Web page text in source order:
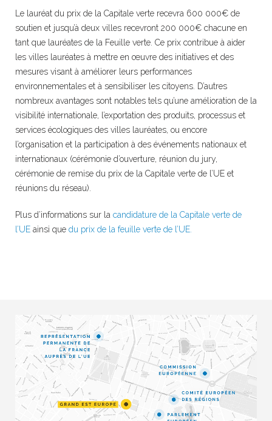
Le lauréat du prix de la Capitale verte recevra 600 000€ de
soutien et jusqu’à deux villes recevront 200 000€ chacune en
tant que lauréates de la Feuille verte. Ce prix contribue à aider
les villes lauréates à mettre en œuvre des initiatives et des
mesures visant à améliorer leurs performances
environnementales et à sensibiliser les citoyens. D’autres
nombreux avantages sont notables tels qu’une amélioration de la
visibilité internationale, l’exportation des produits, processus et
services écologiques des villes lauréates, ou encore
l’organisation et la participation à des événements nationaux et
internationaux (cérémonie d’ouverture, réunion du jury,
cérémonie de remise du prix de la Capitale verte de l’UE et
réunions du réseau).
Plus d’informations sur la candidature de la Capitale verte de
l’UE ainsi que du prix de la feuille verte de l’UE.